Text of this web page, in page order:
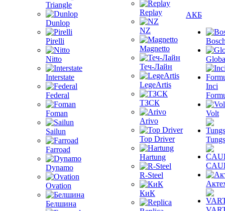
Triangle
Dunlop
Pirelli
Nitto
Interstate
Federal
Foman
Sailun
Farroad
Dynamo
Ovation
Белшина
Replay
NZ
Magnetto
Теч-Лайн
LegeArtis
ТЗСК
Arivo
Top Driver
Hartung
R-Steel
КиК
АКБ
Inci
Volt